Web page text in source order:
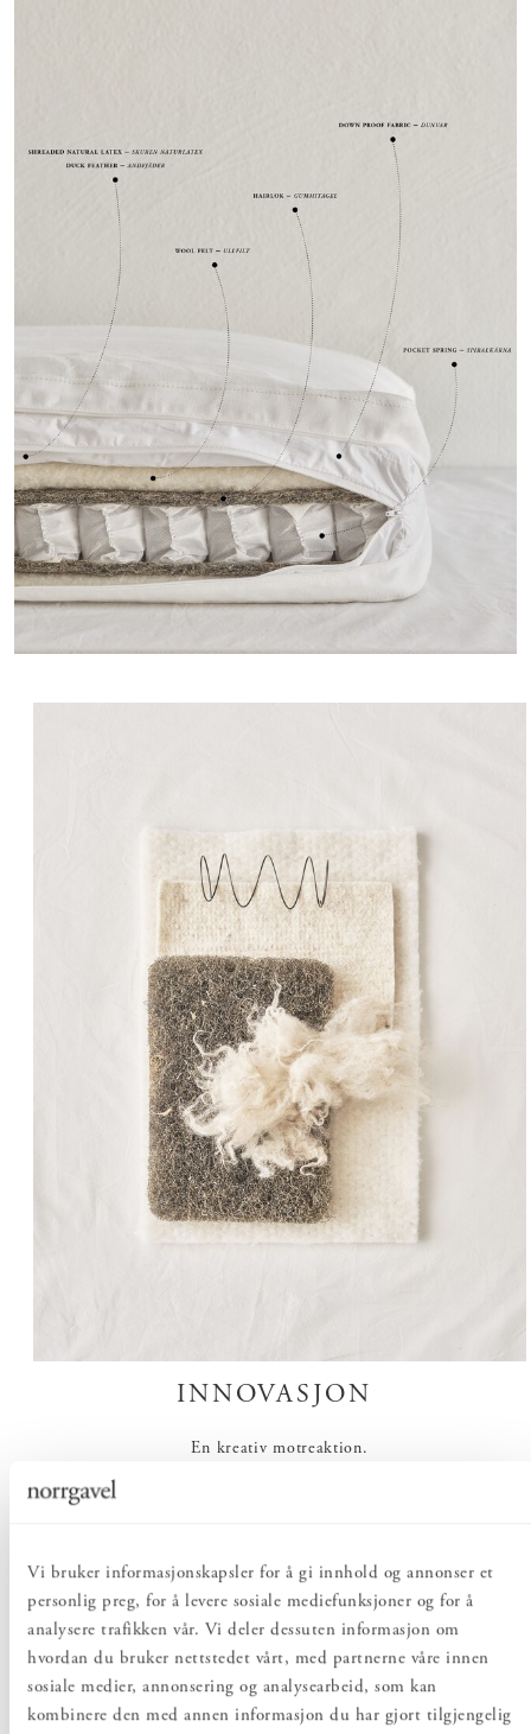
Vi bruker informasjonskapsler for å gi innhold og annonser et
personlig preg, for å levere sosiale mediefunksjoner og for å
analysere trafikken vår. Vi deler dessuten informasjon om
hvordan du bruker nettstedet vårt, med partnerne våre innen
sosiale medier, annonsering og analysearbeid, som kan
kombinere den med annen informasjon du har gjort tilgjengelig
INNOVASJON
En kreativ motreaktion.
Det manglet et bærekraftig alternativ til syntetisk fylte sofaer.
ekte.
Innovasjon i harmoni med den naturlige kretsløpet.